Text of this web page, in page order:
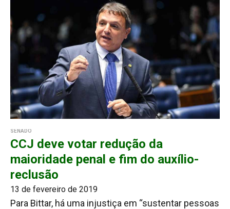
SENADO
CCJ deve votar redução da
maioridade penal e fim do auxílio-
reclusão
13 de fevereiro de 2019
Para Bittar, há uma injustiça em “sustentar pessoas